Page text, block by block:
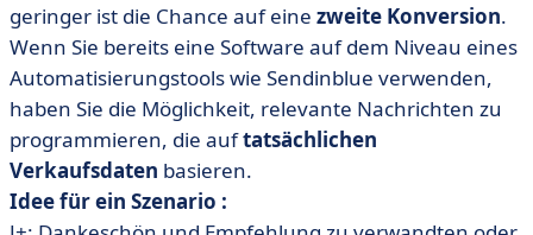
geringer ist die Chance auf eine zweite Konversion.
Wenn Sie bereits eine Software auf dem Niveau eines
Automatisierungstools wie Sendinblue verwenden,
haben Sie die Möglichkeit, relevante Nachrichten zu
programmieren, die auftatsächlichen
Verkaufsdaten basieren.
Idee für ein Szenario :